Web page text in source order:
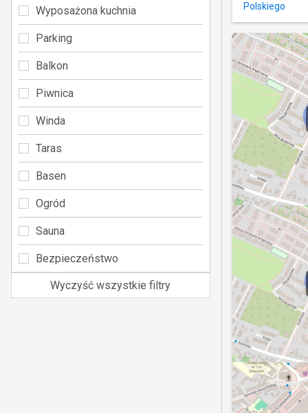
Polskiego
Wyposażona kuchnia
Parking
Balkon
Piwnica
Winda
Taras
Basen
Ogród
Sauna
Bezpieczeństwo
Wyczyść wszystkie filtry